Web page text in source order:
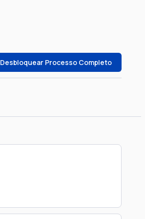
Desbloquear Processo Completo